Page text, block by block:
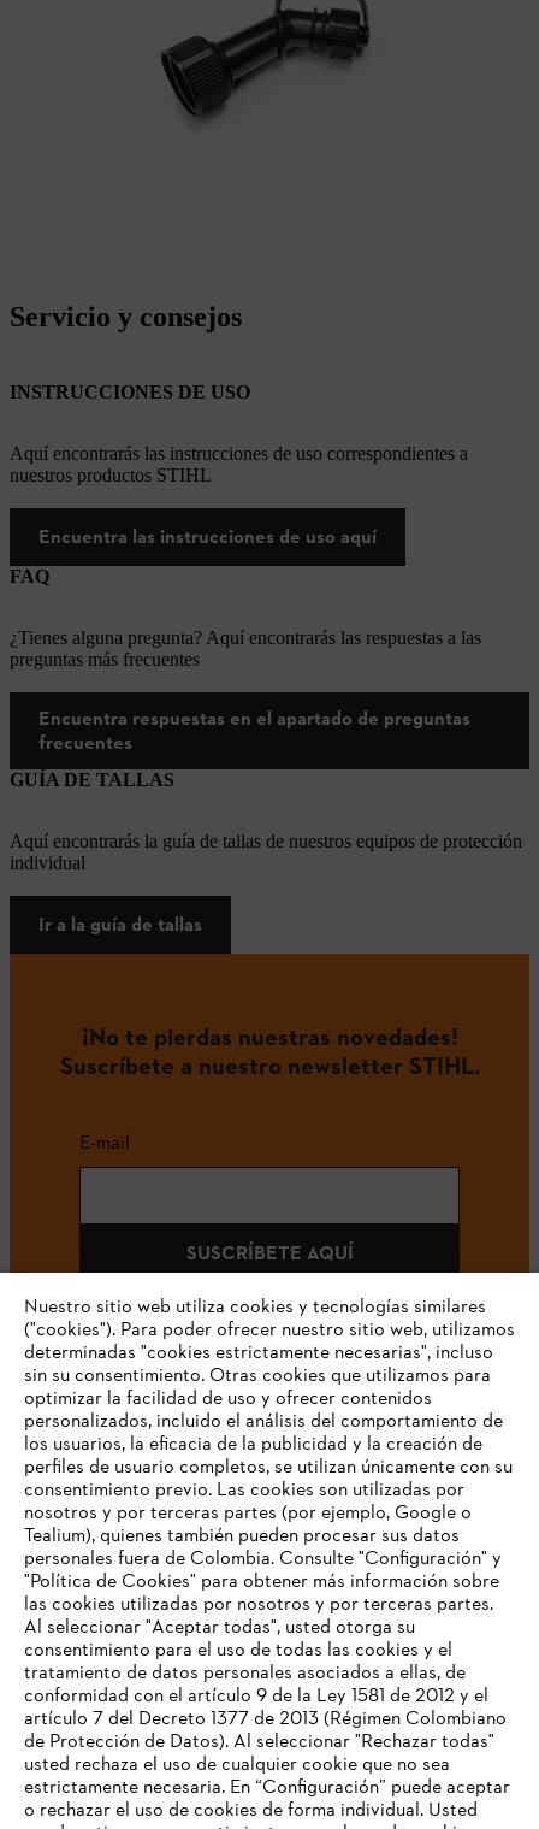
Servicio y consejos
INSTRUCCIONES DE USO
Aquí encontrarás las instrucciones de uso correspondientes a
nuestros productos STIHL
Encuentra las instrucciones de uso aquí
FAQ
¿Tienes alguna pregunta? Aquí encontrarás las respuestas a las
preguntas más frecuentes
Encuentra respuestas en el apartado de preguntas
frecuentes
GUÍA DE TALLAS
Aquí encontrarás la guía de tallas de nuestros equipos de protección
individual
Ir a la guía de tallas
¡No te pierdas nuestras novedades!
Suscríbete a nuestro newsletter STIHL.
E-mail
SUSCRÍBETE AQUÍ
#STIHLCOLOMBIA
Nuestra empresa
Preguntas frecuentes
Contacto
TU NAVEGADOR NO ES
COMPATIBLE
El navegador que estás utilizando no es compatible con
nuestra página web. Para que puedas disfrutar de nuestro
Nuestro sitio web utiliza cookies y tecnologías similares
("cookies"). Para poder ofrecer nuestro sitio web, utilizamos
determinadas "cookies estrictamente necesarias", incluso
sin su consentimiento. Otras cookies que utilizamos para
optimizar la facilidad de uso y ofrecer contenidos
personalizados, incluido el análisis del comportamiento de
los usuarios, la eficacia de la publicidad y la creación de
perfiles de usuario completos, se utilizan únicamente con su
consentimiento previo. Las cookies son utilizadas por
nosotros y por terceras partes (por ejemplo, Google o
Tealium), quienes también pueden procesar sus datos
personales fuera de Colombia. Consulte "Configuración" y
"Política de Cookies" para obtener más información sobre
las cookies utilizadas por nosotros y por terceras partes.
Al seleccionar "Aceptar todas", usted otorga su
consentimiento para el uso de todas las cookies y el
tratamiento de datos personales asociados a ellas, de
conformidad con el artículo 9 de la Ley 1581 de 2012 y el
artículo 7 del Decreto 1377 de 2013 (Régimen Colombiano
de Protección de Datos). Al seleccionar "Rechazar todas"
usted rechaza el uso de cualquier cookie que no sea
estrictamente necesaria. En “Configuración” puede aceptar
o rechazar el uso de cookies de forma individual. Usted